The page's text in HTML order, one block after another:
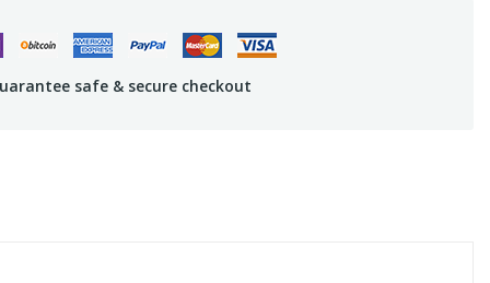
safe & secure checkout